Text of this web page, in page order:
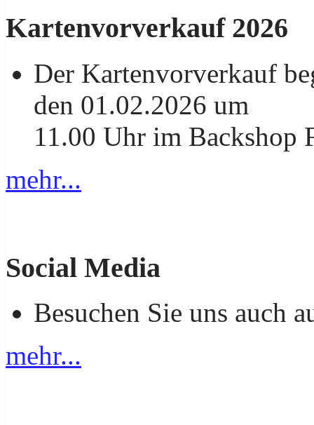
Kartenvorverkauf 2026
Der Kartenvorverkauf
den 01.02.2026 um
11.00 Uhr im Backshop
mehr...
Social Media
Besuchen Sie uns auch
mehr...